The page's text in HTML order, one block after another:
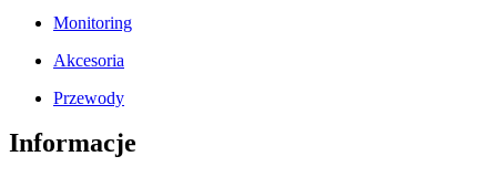
Monitoring
Akcesoria
Przewody
Informacje